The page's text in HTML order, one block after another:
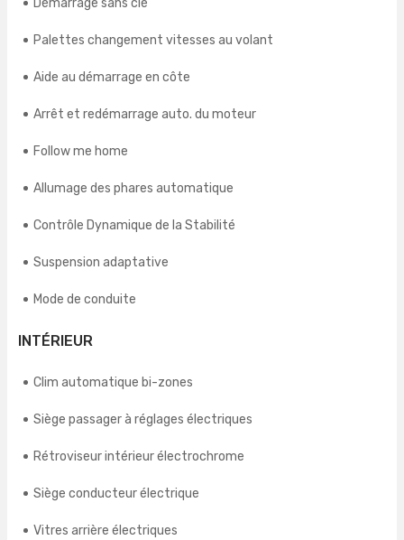
Démarrage sans clé
Palettes changement vitesses au volant
Aide au démarrage en côte
Arrêt et redémarrage auto. du moteur
Follow me home
Allumage des phares automatique
Contrôle Dynamique de la Stabilité
Suspension adaptative
Mode de conduite
INTÉRIEUR
Clim automatique bi-zones
Siège passager à réglages électriques
Rétroviseur intérieur électrochrome
Siège conducteur électrique
Vitres arrière électriques